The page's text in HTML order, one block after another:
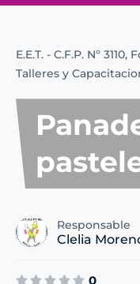
E.E.T. - C.F.P. Nº 3110,
Talleres y
Responsable
Clelia
0